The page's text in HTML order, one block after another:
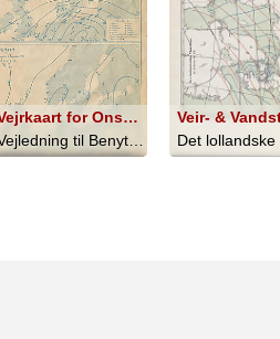
Vejrkaart for Onsdag den 13' Nvbr 1872 Kl 8 Morgen Fig. 11.; Vejrkaart for Torsdag den 5' December 872 Kl 8 Morgen Fig. 12.
Vejledning til Benyttelse af Det Mete... - 1873